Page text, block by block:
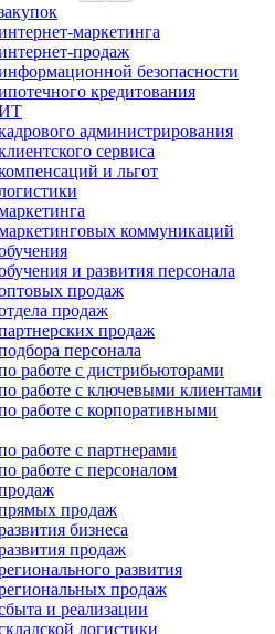
маркетинга
продаж
безопасности
кредитования
ИТ
администрирования
сервиса
и льгот
коммуникаций
и развития персонала
продаж
продаж
продаж
персонала
работе с дистрибьюторами
работе с ключевыми клиентами
работе с корпоративными
работе с партнерами
работе с персоналом
продаж
бизнеса
продаж
развития
продаж
и реализации
логистики